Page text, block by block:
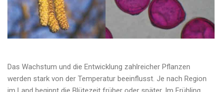
Das Wachstum und die Entwicklung zahlreicher Pflanzen
werden stark von der Temperatur beeinflusst. Je nach Region